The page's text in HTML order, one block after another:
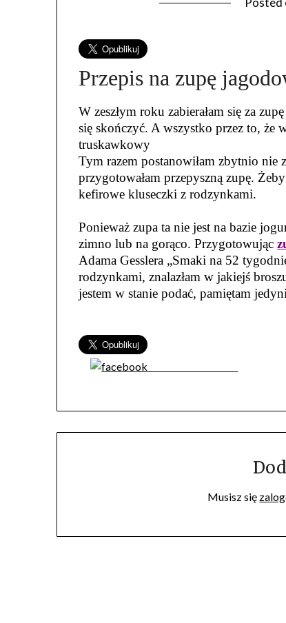
Przepis na zupę
W zeszłym roku zabierałam się za
się skończyć. A wszystko przez to, że
truskawkowy
Tym razem postanowiłam zbytnio
przygotowałam przepyszną zupę.
kefirowe kluseczki z rodzynkami.
Ponieważ zupa ta nie jest na bazie
zimno lub na gorąco. Przygotowując
Adama Gesslera „Smaki na 52
rodzynkami, znalazłam w jakiejś
jestem w stanie podać, pamiętam
Musisz się